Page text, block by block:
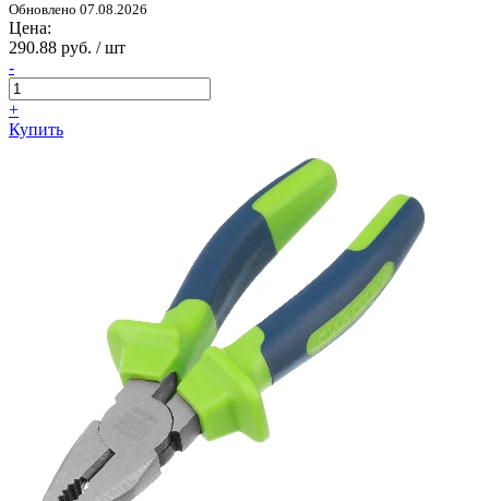
Обновлено 07.08.2026
Цена:
290.88 руб. / шт
-
+
Купить